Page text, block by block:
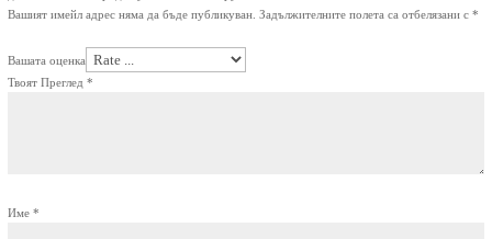
Вашият имейл адрес няма да бъде публикуван. Задължителните полета са отбелязани с *
Вашата оценка
Твоят Преглед *
Име *